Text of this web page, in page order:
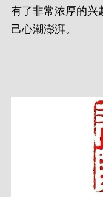
有了非常浓厚的兴
己心潮澎湃。